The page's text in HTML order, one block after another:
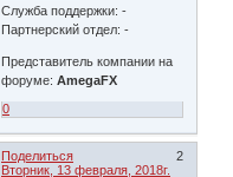
Служба поддержки: -
Партнерский отдел: -
Представитель компании на
форуме:AmegaFX
0
Поделиться
2
Вторник, 13 февраля, 2018г.